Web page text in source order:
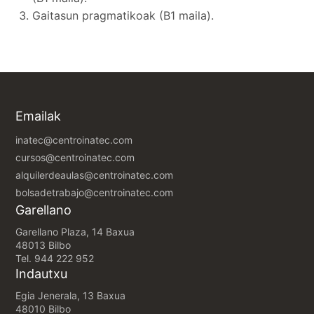
Gaitasun pragmatikoak (B1 maila).
Emailak
inatec@centroinatec.com
cursos@centroinatec.com
alquilerdeaulas@centroinatec.com
bolsadetrabajo@centroinatec.com
Garellano
Garellano Plaza, 14 Baxua
48013 Bilbo
Tel. 944 222 952
Indautxu
Egia Jenerala, 13 Baxua
48010 Bilbo